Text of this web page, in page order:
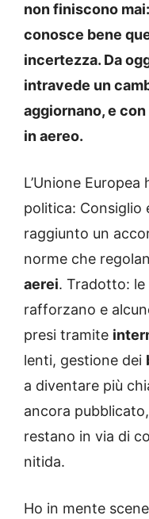
non finiscono
conosce bene
incertezza. Da
intravede un
aggiornano, e
in aereo.
L’Unione
politica: Consiglio
raggiunto un
norme che
aerei. Tradotto:
rafforzano e
presi tramite
lenti, gestione dei
a diventare più
ancora
restano in via di
nitida.
Ho in mente